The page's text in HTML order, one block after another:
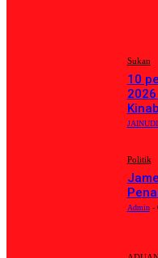
Sukan
10
Politik
Admin -